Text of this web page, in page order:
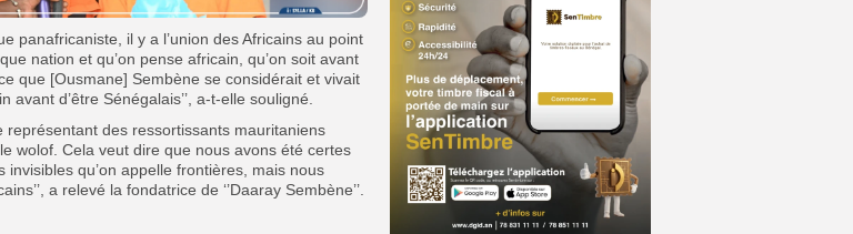
panafricaniste, il y a l’union des Africains au point
nation et qu’on pense africain, qu’on soit avant
que [Ousmane] Sembène se considérait et vivait
avant d’être Sénégalais’’, a-t-elle souligné.
représentant des ressortissants mauritaniens
wolof. Cela veut dire que nous avons été certes
invisibles qu’on appelle frontières, mais nous
a relevé la fondatrice de ‘’Daaray Sembène’’.